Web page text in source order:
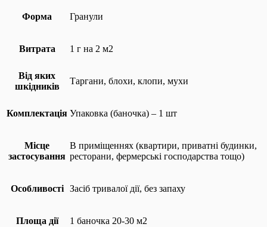
Форма Гранули
Витрата 1 г на 2 м2
Від яких
шкідників
Таргани, блохи, клопи, мухи
Комплектація Упаковка (баночка) – 1 шт
Місце
застосування
В приміщеннях (квартири, приватні будинки,
ресторани, фермерські господарства тощо)
Особливості Засіб тривалої дії, без запаху
Площа дії 1 баночка 20-30 м2